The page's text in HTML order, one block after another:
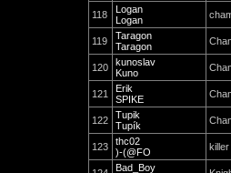
118
Logan
Logan
119
Taragon
Taragon
120
kunoslav
Kuno
121
Erik
SPIKE
122
Tupik
Tupík
123
thc02
)-(@FO
killer
Bad_Boy